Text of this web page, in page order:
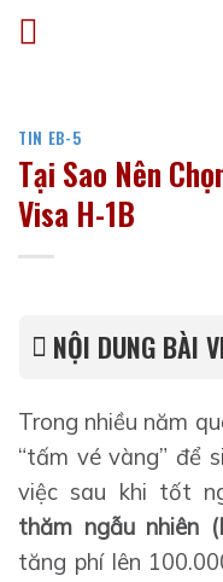
Bỏ
qua
TIN EB-5
Tại Sao Nên
Visa H-1B
NỘI DUNG BÀI
Trong nhiều năm
“tấm vé vàng” để
việc sau khi tốt
thăm ngẫu nhiên
tăng phí lên